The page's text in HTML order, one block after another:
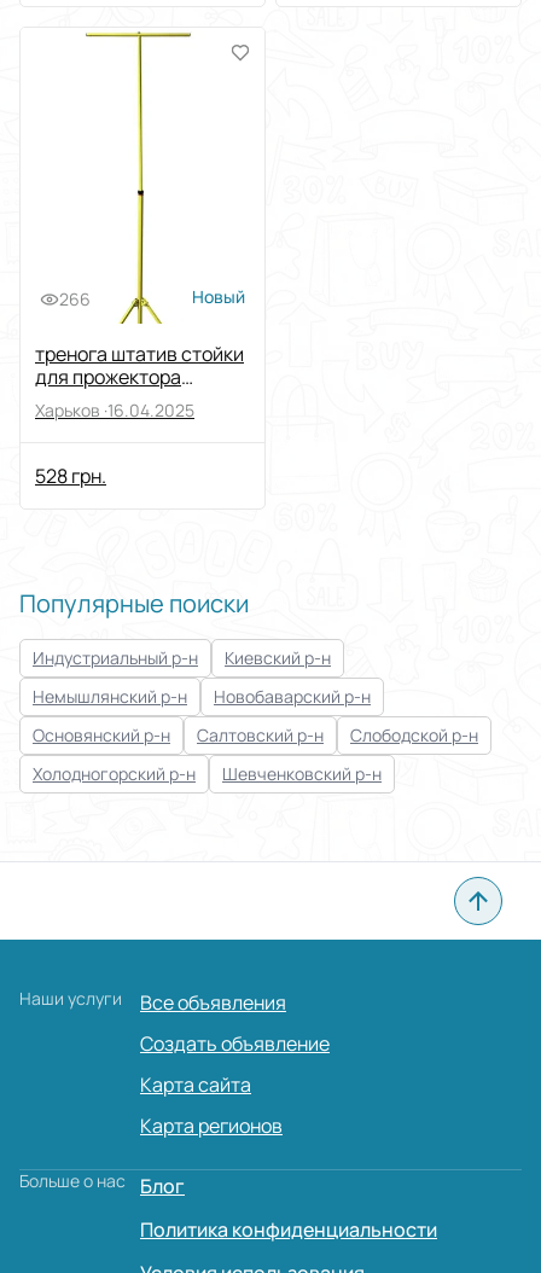
266 Новый
тренога штатив стойки
для прожектора
кронштейны
прожекторов
Харьков ·16.04.2025
528 грн.
Популярные поиски
Индустриальный р-н
Киевский р-н
Немышлянский р-н
Новобаварский р-н
Основянский р-н
Салтовский р-н
Слободской р-н
Холодногорский р-н
Шевченковский р-н
Наши услуги
Все объявления
Создать объявление
Карта сайта
Карта регионов
Больше о нас
Блог
Политика конфиденциальности